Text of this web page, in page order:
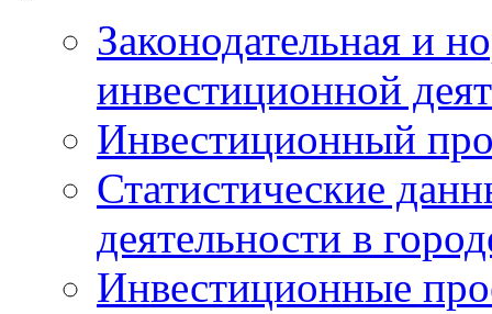
Законодательная и
инвестиционной
Инвестиционный
Статистические
деятельности в
Инвестиционные